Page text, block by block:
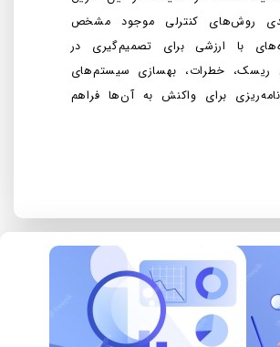
روش‌های کنترلی موجود مشخص
با ارزشی برای تصمیم‌گیری در
ریسک، خطرات، بهسازی سیستم‌های
برای واکنش به آن‌ها فراهم